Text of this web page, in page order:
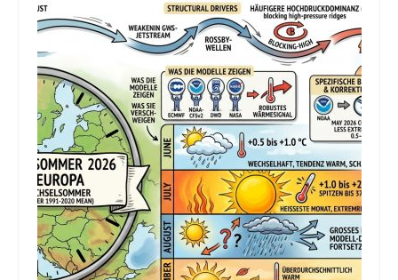
Die Kältepole der Nordhalbkugel: Kanadische
Arktis und Sibirien
Ellesmere Island – Die nördlichste Wildnis
Kanadas
Die Natur der Hudson-Bay und umliegender
Regionen
Die Laptewsee: Die Eisfabrik der Arktis
EisSued
Schneehöhen